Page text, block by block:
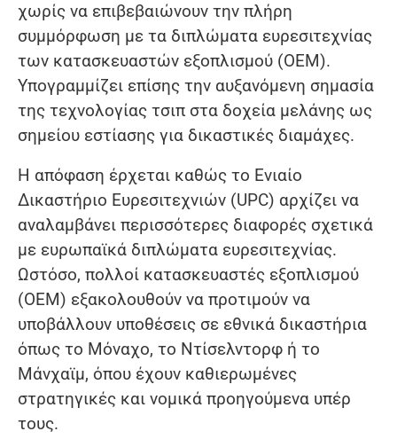
χωρίς να επιβεβαιώνουν την πλήρη
συμμόρφωση με τα διπλώματα ευρεσιτεχνίας
των κατασκευαστών εξοπλισμού (OEM).
Υπογραμμίζει επίσης την αυξανόμενη σημασία
της τεχνολογίας τσιπ στα δοχεία μελάνης ως
σημείου εστίασης για δικαστικές διαμάχες.
Η απόφαση έρχεται καθώς το Ενιαίο
Δικαστήριο Ευρεσιτεχνιών (UPC) αρχίζει να
αναλαμβάνει περισσότερες διαφορές σχετικά
με ευρωπαϊκά διπλώματα ευρεσιτεχνίας.
Ωστόσο, πολλοί κατασκευαστές εξοπλισμού
(OEM) εξακολουθούν να προτιμούν να
υποβάλλουν υποθέσεις σε εθνικά δικαστήρια
όπως το Μόναχο, το Ντίσελντορφ ή το
Μάνχαϊμ, όπου έχουν καθιερωμένες
στρατηγικές και νομικά προηγούμενα υπέρ
τους.